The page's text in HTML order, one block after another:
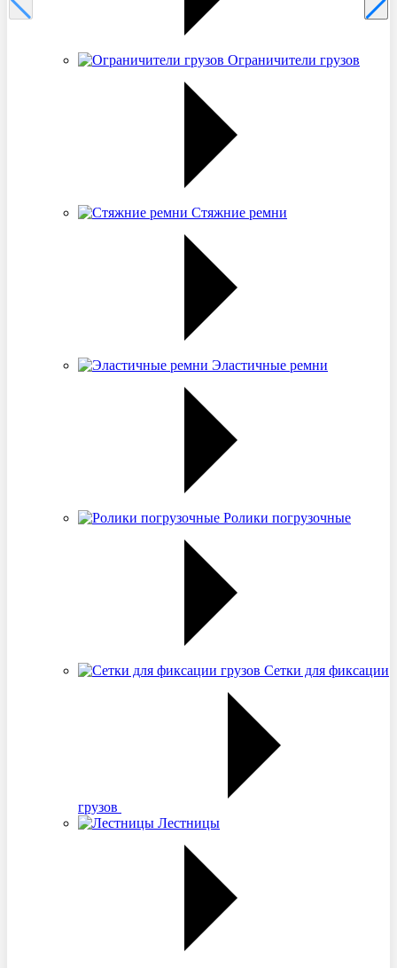
Ограничители грузов
Стяжние ремни
Эластичные ремни
Ролики погрузочные
Сетки для фиксации
грузов
Лестницы